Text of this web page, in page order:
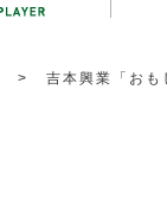
> 吉本興業「お